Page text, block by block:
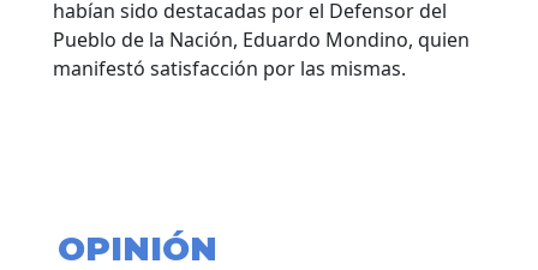
habían sido destacadas por el Defensor del
Pueblo de la Nación, Eduardo Mondino, quien
manifestó satisfacción por las mismas.
OPINIÓN